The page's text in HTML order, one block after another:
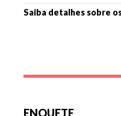
Saiba detalhes sobre
ENQUETE